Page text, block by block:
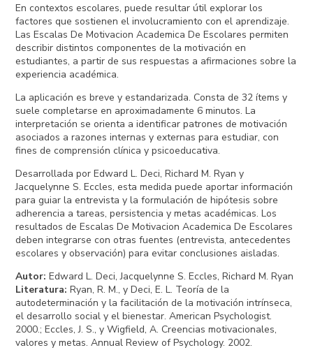
En contextos escolares, puede resultar útil explorar los
factores que sostienen el involucramiento con el aprendizaje.
Las Escalas De Motivacion Academica De Escolares permiten
describir distintos componentes de la motivación en
estudiantes, a partir de sus respuestas a afirmaciones sobre la
experiencia académica.
La aplicación es breve y estandarizada. Consta de 32 ítems y
suele completarse en aproximadamente 6 minutos. La
interpretación se orienta a identificar patrones de motivación
asociados a razones internas y externas para estudiar, con
fines de comprensión clínica y psicoeducativa.
Desarrollada por Edward L. Deci, Richard M. Ryan y
Jacquelynne S. Eccles, esta medida puede aportar información
para guiar la entrevista y la formulación de hipótesis sobre
adherencia a tareas, persistencia y metas académicas. Los
resultados de Escalas De Motivacion Academica De Escolares
deben integrarse con otras fuentes (entrevista, antecedentes
escolares y observación) para evitar conclusiones aisladas.
Autor: Edward L. Deci, Jacquelynne S. Eccles, Richard M. Ryan
Literatura: Ryan, R. M., y Deci, E. L. Teoría de la
autodeterminación y la facilitación de la motivación intrínseca,
el desarrollo social y el bienestar. American Psychologist.
2000.; Eccles, J. S., y Wigfield, A. Creencias motivacionales,
valores y metas. Annual Review of Psychology. 2002.